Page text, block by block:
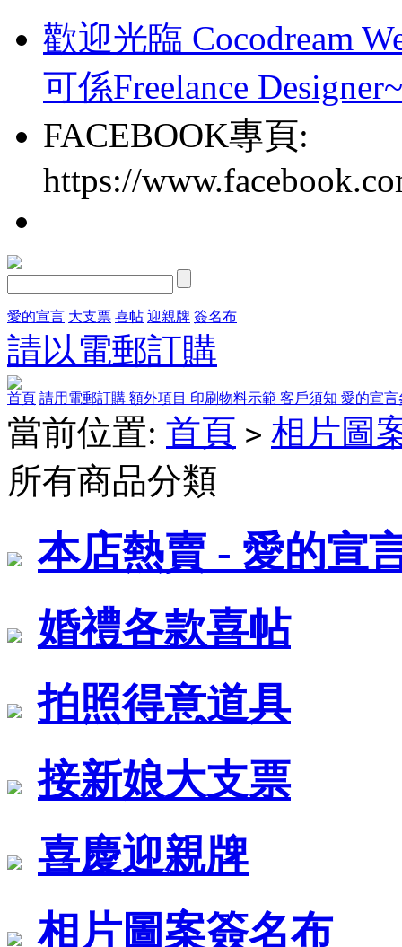
歡迎光臨 Cocodream
可係Freelance
FACEBOOK專頁:
https://
愛的宣言 大支票 喜帖 迎親牌 簽名布
請以電郵訂購
首頁 請用電郵訂購 額外項目 印刷物料示範 客戶須知 愛的宣言
當前位置: 首頁 > 相片圖
所有商品分類
本店熱賣 - 愛的宣
婚禮各款喜帖
拍照得意道具
接新娘大支票
喜慶迎親牌
相片圖案簽名布